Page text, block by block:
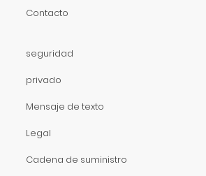
Contacto
seguridad
privado
Mensaje de texto
Legal
Cadena de suministro